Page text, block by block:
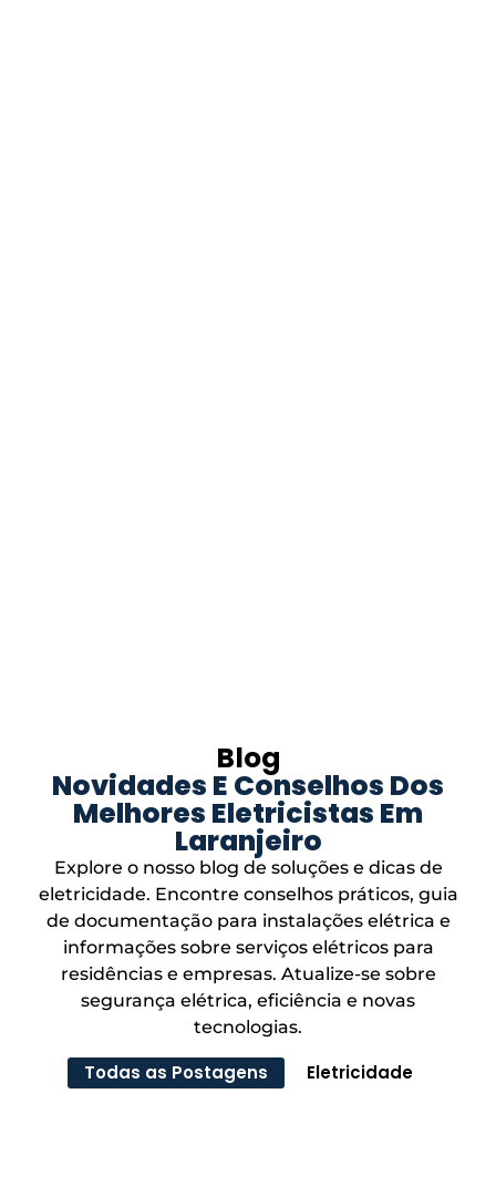
Blog
Novidades E Conselhos Dos
Melhores Eletricistas Em
Laranjeiro
Explore o nosso blog de soluções e dicas de
eletricidade. Encontre conselhos práticos, guia
de documentação para instalações elétrica e
informações sobre serviços elétricos para
residências e empresas. Atualize-se sobre
segurança elétrica, eficiência e novas
tecnologias.
Todas as Postagens Eletricidade